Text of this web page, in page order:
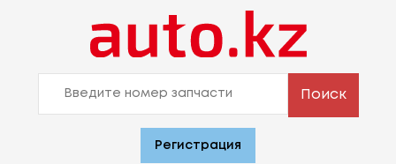
Поиск
Регистрация